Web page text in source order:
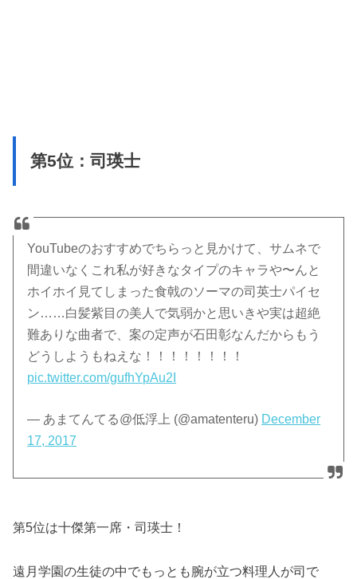
第5位：司瑛士
YouTubeのおすすめでちらっと見かけて、サムネで
間違いなくこれ私が好きなタイプのキャラや〜んと
ホイホイ見てしまった食戟のソーマの司英士パイセ
ン……白髪紫目の美人で気弱かと思いきや実は超絶
難ありな曲者で、案の定声が石田彰なんだからもう
どうしようもねえな！！！！！！！！
pic.twitter.com/gufhYpAu2I
— あまてんてる@低浮上 (@amatenteru) December
17, 2017
第5位は十傑第一席・司瑛士！
遠月学園の生徒の中でもっとも腕が立つ料理人が司で